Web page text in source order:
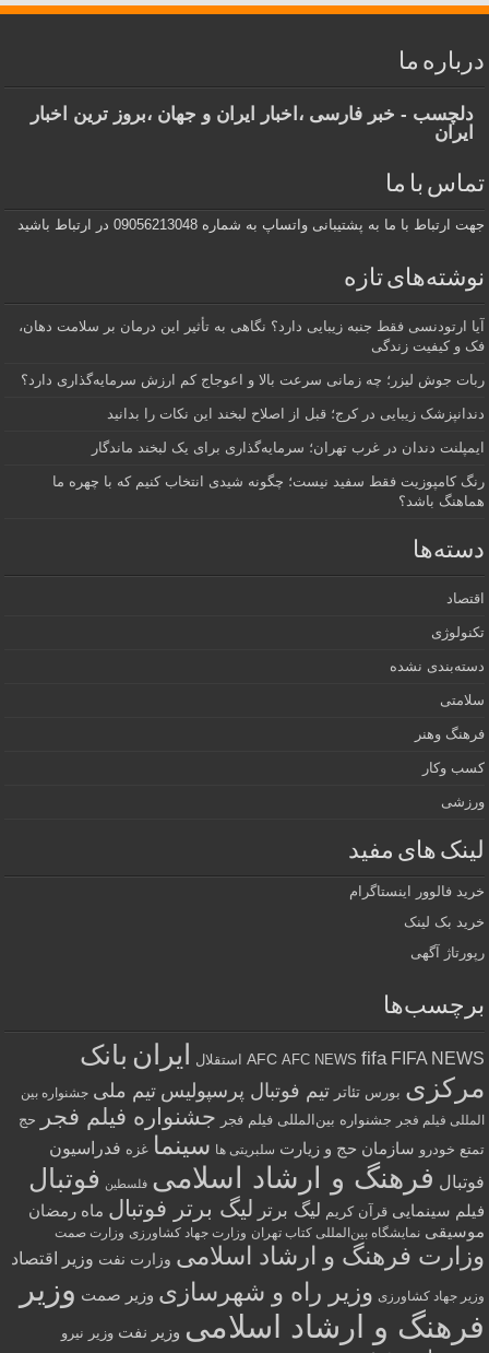
ما
- خبر فارسی ،اخبار ایران و جهان ،بروز ترین اخبار
با ما
با ما به پشتیبانی واتساپ به شماره 09056213048 در ارتباط باشید
تازه
ارتودنسی فقط جنبه زیبایی دارد؟ نگاهی به تأثیر این درمان بر سلامت دهان،
و کیفیت زندگی
جوش لیزر؛ چه زمانی سرعت بالا و اعوجاج کم ارزش سرمایه‌گذاری دارد؟
زیبایی در کرج؛ قبل از اصلاح لبخند این نکات را بدانید
دندان در غرب تهران؛ سرمایه‌گذاری برای یک لبخند ماندگار
کامپوزیت فقط سفید نیست؛ چگونه شیدی انتخاب کنیم که با چهره ما
باشد؟
نشده
وهنر
وکار
های مفید
فالوور اینستاگرام
بک لینک
آگهی
AFC AFC NEWS fifa FIFA استقلال ایران بانک
بورس تئاتر تیم فوتبال پرسپولیس تیم ملی جشنواره بین
فیلم فجر جشنواره بین‌المللی فیلم فجر جشنواره فیلم فجر حج
خودرو سازمان حج و زیارت سلبریتی ها سینما غزه فدراسیون
فرهنگ و ارشاد اسلامی فلسطین فوتبال
سینمایی قرآن کریم لیگ برتر لیگ برتر فوتبال ماه رمضان
نمایشگاه بین‌المللی کتاب تهران وزارت جهاد کشاورزی وزارت صمت
فرهنگ و ارشاد اسلامی وزارت نفت وزیر اقتصاد
جهاد کشاورزی وزیر راه و شهرسازی وزیر صمت وزیر
و ارشاد اسلامی
وزیر نفت وزیر نیرو